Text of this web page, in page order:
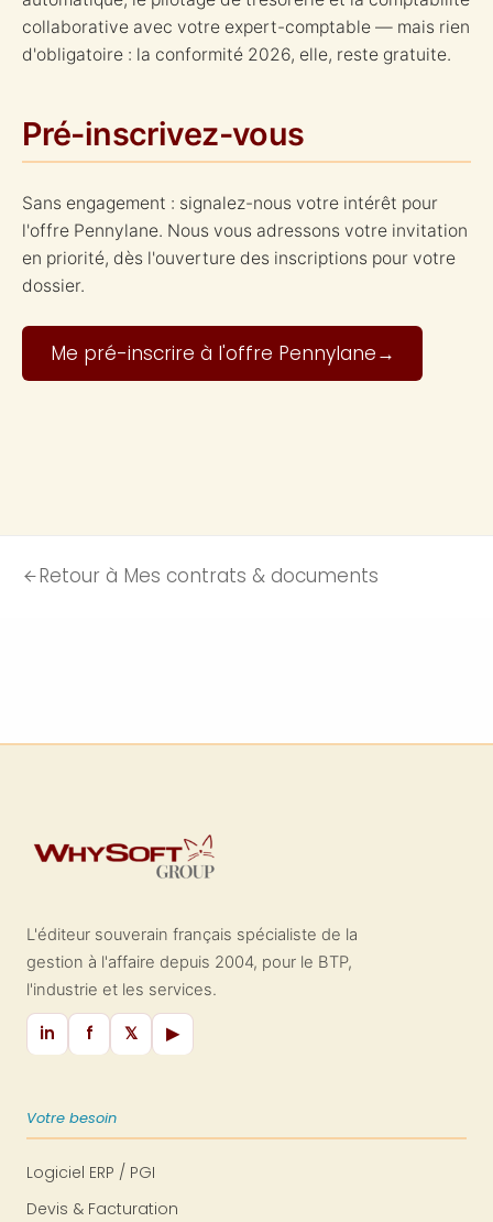
collaborative avec votre expert-comptable — mais rien
d'obligatoire : la conformité 2026, elle, reste gratuite.
Pré-inscrivez-vous
Sans engagement : signalez-nous votre intérêt pour
l'offre Pennylane. Nous vous adressons votre invitation
en priorité, dès l'ouverture des inscriptions pour votre
dossier.
Me pré-inscrire à l'offre Pennylane→
Retour à Mes contrats & documents
L'éditeur souverain français spécialiste de la
gestion à l'affaire depuis 2004, pour le BTP,
l'industrie et les services.
in f 𝕏 ▶
Votre besoin
Logiciel ERP / PGI
Devis & Facturation